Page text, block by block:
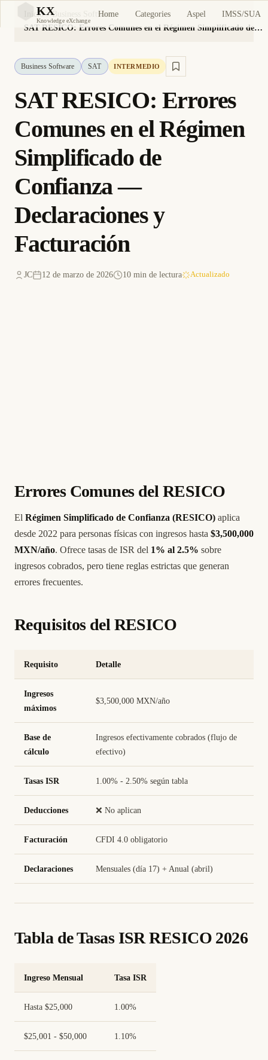
KX
Knowledge eXchange
Home Categories Aspel IMSS/SUA
Inicio
Business Software
SAT RESICO: Errores Comunes en el Régimen Simplificado de Confianza — Declaraciones y Facturación
Business Software SAT INTERMEDIO
SAT RESICO: Errores
Comunes en el Régimen
Simplificado de
Confianza —
Declaraciones y
Facturación
JC 12 de marzo de 2026 10 min de lectura Actualizado
Errores Comunes del RESICO
El Régimen Simplificado de Confianza (RESICO) aplica
desde 2022 para personas físicas con ingresos hasta $3,500,000
MXN/año. Ofrece tasas de ISR del 1% al 2.5% sobre
ingresos cobrados, pero tiene reglas estrictas que generan
errores frecuentes.
Requisitos del RESICO
Requisito Detalle
Ingresos
máximos
$3,500,000 MXN/año
Base de
cálculo
Ingresos efectivamente cobrados (flujo de
efectivo)
Tasas ISR 1.00% - 2.50% según tabla
Deducciones ❌ No aplican
Facturación CFDI 4.0 obligatorio
Declaraciones Mensuales (día 17) + Anual (abril)
Tabla de Tasas ISR RESICO 2026
Ingreso Mensual Tasa ISR
Hasta $25,000 1.00%
$25,001 - $50,000 1.10%